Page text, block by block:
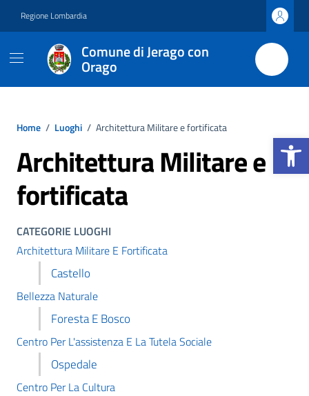
Apri la
Regione Lombardia
Comune di Jerago con
Orago
Home / Luoghi / Architettura Militare e fortificata
Architettura Militare e
fortificata
CATEGORIE LUOGHI
Architettura Militare E Fortificata
Castello
Bellezza Naturale
Foresta E Bosco
Centro Per L'assistenza E La Tutela Sociale
Ospedale
Centro Per La Cultura